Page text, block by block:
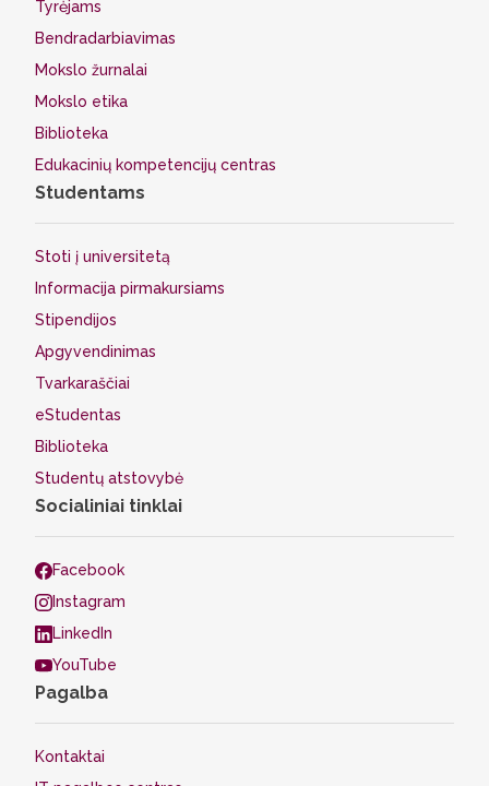
Tyrėjams
Bendradarbiavimas
Mokslo žurnalai
Mokslo etika
Biblioteka
Edukacinių kompetencijų centras
Studentams
Stoti į universitetą
Informacija pirmakursiams
Stipendijos
Apgyvendinimas
Tvarkaraščiai
eStudentas
Biblioteka
Studentų atstovybė
Socialiniai tinklai
Facebook
Instagram
LinkedIn
YouTube
Pagalba
Kontaktai